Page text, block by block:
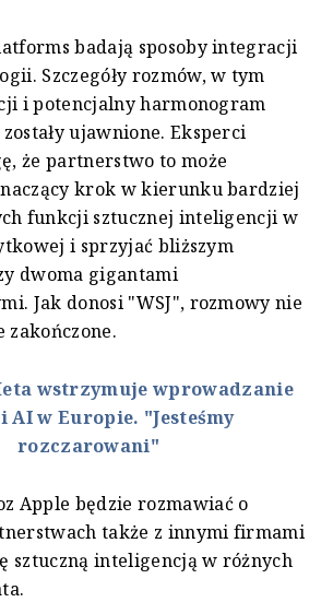
badają sposoby integracji
Szczegóły rozmów, w tym
i potencjalny harmonogram
ujawnione. Eksperci
że partnerstwo to może
krok w kierunku bardziej
funkcji sztucznej inteligencji w
i sprzyjać bliższym
dwoma gigantami
Jak donosi "WSJ", rozmowy nie
zakończone.
wstrzymuje wprowadzanie
AI w Europie. "Jesteśmy
rozczarowani"
Apple będzie rozmawiać o
także z innymi firmami
sztuczną inteligencją w różnych